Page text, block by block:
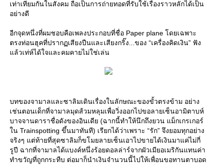
เท่าเทียมกันในสังคม ถือเป็นการถ่ายทอดที่รับใช้เรื่องราวหลักได้เป็น
อย่างดี
อีกจุดหนึ่งที่ผมชอบคือเพลงประกอบที่ชื่อ Paper plane โดยเฉพาะ
ตรงท่อนฮุคที่ปรากฏเสียงปืนและเสียงกริ๊ง...ของ “เครื่องคิดเงิน” ฟัง
ล้วเท่ห์ได้ใจและคมคายไม่ใช่เล่น
บทของจามาลและซาลิมเดินเรื่องในลักษณะของขั้วตรงข้าม อย่าง
เช่นตอนเด็กที่จามาลมุดส้วมหลุมเพื่อวิ่งออกไปขอลายเซ็นอามิตาบห์
บาจจานดาราชื่อดังของอินเดีย (ฉากนี้ทำให้นึกถึงยวน แม็กเกรเกอร์
น Trainspotting ขึ้นมาทันที) เรียกได้ว่าเพราะ “รัก” จึงยอมทุกอย่าง
จริงๆ แต่ท้ายที่สุดซาลิมก็ขโมยลายเซ็นเอาไปขายได้เงินมาแค่ไม่กี่
รูปี ฉากที่จามาลได้แบงค์หนึ่งร้อยดอลล่าร์จากผัวเมียอเมริกันแทนค่า
ทำขวัญที่ถูกกระทืบ ต่อมาก็นำเงินจำนวนนี้ไปให้เพื่อนขอทานตาบอด